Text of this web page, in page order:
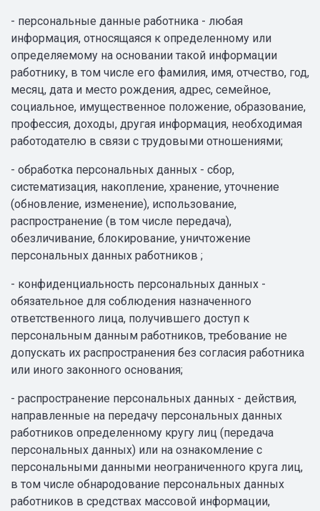
- персональные данные работника - любая
информация, относящаяся к определенному или
определяемому на основании такой информации
работнику, в том числе его фамилия, имя, отчество, год,
месяц, дата и место рождения, адрес, семейное,
социальное, имущественное положение, образование,
профессия, доходы, другая информация, необходимая
работодателю в связи с трудовыми отношениями;
- обработка персональных данных - сбор,
систематизация, накопление, хранение, уточнение
(обновление, изменение), использование,
распространение (в том числе передача),
обезличивание, блокирование, уничтожение
персональных данных работников ;
- конфиденциальность персональных данных -
обязательное для соблюдения назначенного
ответственного лица, получившего доступ к
персональным данным работников, требование не
допускать их распространения без согласия работника
или иного законного основания;
- распространение персональных данных - действия,
направленные на передачу персональных данных
работников определенному кругу лиц (передача
персональных данных) или на ознакомление с
персональными данными неограниченного круга лиц,
в том числе обнародование персональных данных
работников в средствах массовой информации,